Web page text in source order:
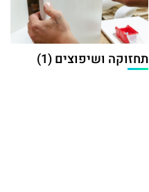
תחזוקה ושיפוצים (1)